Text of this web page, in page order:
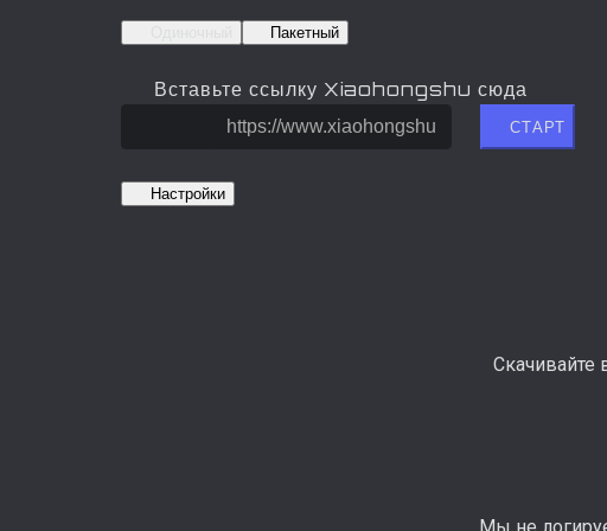
Пакетный
Вставьте ссылку Xiaohongshu сюда
СТАРТ
Настройки
Скачивайте